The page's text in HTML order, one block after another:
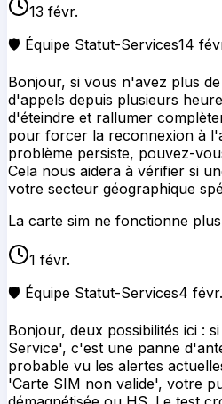
13 févr.
🛡️ Équipe Statut-Services14
Bonjour, si vous n'avez plus
d'appels depuis plusieurs
d'éteindre et rallumer
pour forcer la reconnexion à
problème persiste, pouvez-
Cela nous aidera à vérifier si
votre secteur géographique
La carte sim ne fonctionne
1 févr.
🛡️ Équipe Statut-Services4 févr.
Bonjour, deux possibilités ici :
Service', c'est une panne
probable vu les alertes
'Carte SIM non valide', votre